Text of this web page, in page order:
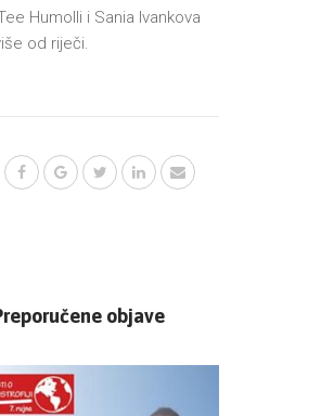
Humolli i Sania Ivankova
od riječi.
objave